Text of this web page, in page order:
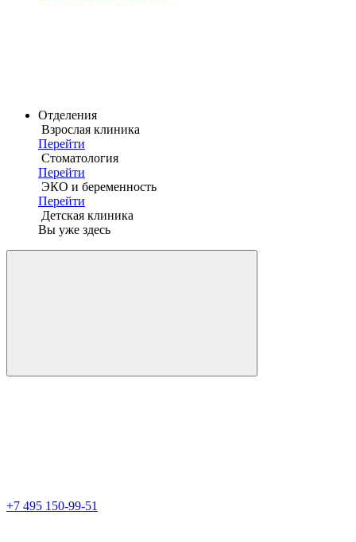
Отделения
Взрослая клиника
Перейти
Стоматология
Перейти
ЭКО и беременность
Перейти
Детская клиника
Вы уже здесь
+7 495 150-99-51